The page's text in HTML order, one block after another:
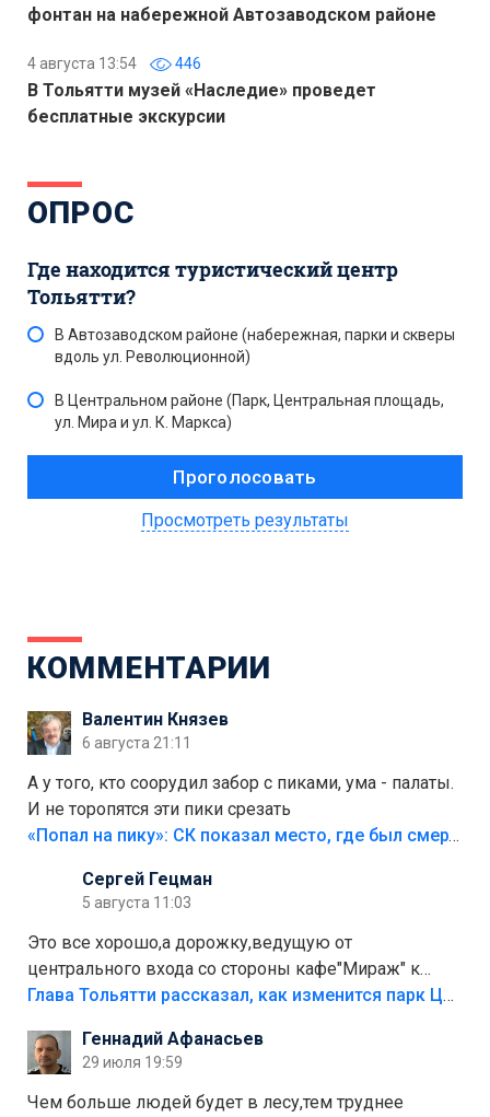
фонтан на набережной Автозаводском районе
4 августа 13:54 446
В Тольятти музей «Наследие» проведет
бесплатные экскурсии
ОПРОС
Где находится туристический центр
Тольятти?
В Автозаводском районе (набережная, парки и скверы
вдоль ул. Революционной)
В Центральном районе (Парк, Центральная площадь,
ул. Мира и ул. К. Маркса)
Просмотреть результаты
КОММЕНТАРИИ
Валентин Князев
6 августа 21:11
А у того, кто соорудил забор с пиками, ума - палаты.
И не торопятся эти пики срезать
«Попал на пику»: СК показал место, где был смертельно травмирован ребенок в Тольятти
Сергей Гецман
5 августа 11:03
Это все хорошо,а дорожку,ведущую от
центрального входа со стороны кафе"Мираж" к
аттракционам слабо доделать?А то бордюры
лежала в парке и испортилась.Да еще,видимо,часть
украли.
Глава Тольятти рассказал, как изменится парк Центрального района
Геннадий Афанасьев
29 июля 19:59
Чем больше людей будет в лесу,тем труднее